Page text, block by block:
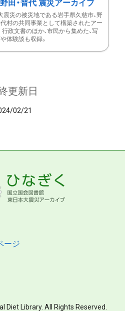
野田・普代 震災アーカイブ
震災の被災地である岩手県久慈市、野
代村の共同事業として構築されたアー
行政文書のほか、市民から集めた、写
体験談も収録。
更新日
02/21
ージ
Diet Library. All Rights Reserved.